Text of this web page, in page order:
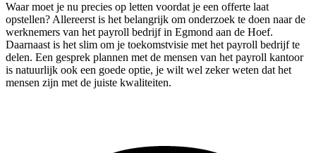
Waar moet je nu precies op letten voordat je een offerte laat
opstellen? Allereerst is het belangrijk om onderzoek te doen naar de
werknemers van het payroll bedrijf in Egmond aan de Hoef.
Daarnaast is het slim om je toekomstvisie met het payroll bedrijf te
delen. Een gesprek plannen met de mensen van het payroll kantoor
is natuurlijk ook een goede optie, je wilt wel zeker weten dat het
mensen zijn met de juiste kwaliteiten.